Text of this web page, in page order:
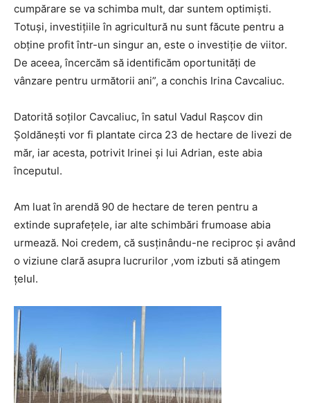
cumpărare se va schimba mult, dar suntem optimiști.
Totuși, investițiile în agricultură nu sunt făcute pentru a
obține profit într-un singur an, este o investiție de viitor.
De aceea, încercăm să identificăm oportunități de
vânzare pentru următorii ani”, a conchis Irina Cavcaliuc.
Datorită soților Cavcaliuc, în satul Vadul Rașcov din
Șoldănești vor fi plantate circa 23 de hectare de livezi de
măr, iar acesta, potrivit Irinei și lui Adrian, este abia
începutul.
Am luat în arendă 90 de hectare de teren pentru a
extinde suprafețele, iar alte schimbări frumoase abia
urmează. Noi credem, că susținându-ne reciproc și având
o viziune clară asupra lucrurilor ,vom izbuti să atingem
țelul.